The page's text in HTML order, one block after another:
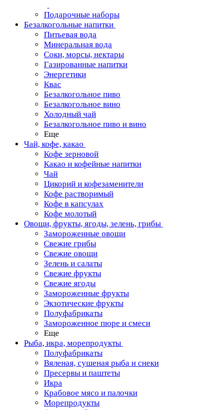
Подарочные наборы
Безалкогольные напитки
Питьевая вода
Минеральная вода
Соки, морсы, нектары
Газированные напитки
Энергетики
Квас
Безалкогольное пиво
Безалкогольное вино
Холодный чай
Безалкогольное пиво и вино
Еще
Чай, кофе, какао
Кофе зерновой
Какао и кофейные напитки
Чай
Цикорий и кофезаменители
Кофе растворимый
Кофе в капсулах
Кофе молотый
Овощи, фрукты, ягоды, зелень, грибы
Замороженные овощи
Свежие грибы
Свежие овощи
Зелень и салаты
Свежие фрукты
Свежие ягоды
Замороженные фрукты
Экзотические фрукты
Полуфабрикаты
Замороженное пюре и смеси
Еще
Рыба, икра, морепродукты
Полуфабрикаты
Вяленая, сушеная рыба и снеки
Пресервы и паштеты
Икра
Крабовое мясо и палочки
Морепродукты